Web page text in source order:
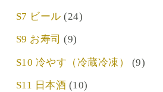
S7 ビール (24)
S9 お寿司 (9)
S10 冷やす（冷蔵冷凍） (9)
S11 日本酒 (10)